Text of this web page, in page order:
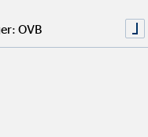
und des
Dienst bei Ihnen
bedanken. Die
den liebevoll gepackten
nach Ostern erfreut.
OVB